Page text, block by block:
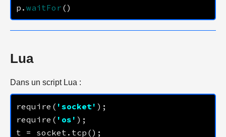
p. waitFor
Lua
Dans un script Lua :
require( 'socket'
require( 'os'